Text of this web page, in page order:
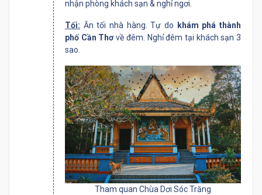
nhận phòng khách sạn & nghỉ ngơi.
Tối: Ăn tối nhà hàng. Tự do
khám phá thành
phố Cần Thơvề đêm. Nghỉ đêm tại khách sạn 3
sao.
Tham quan Chùa Dơi Sóc Trăng